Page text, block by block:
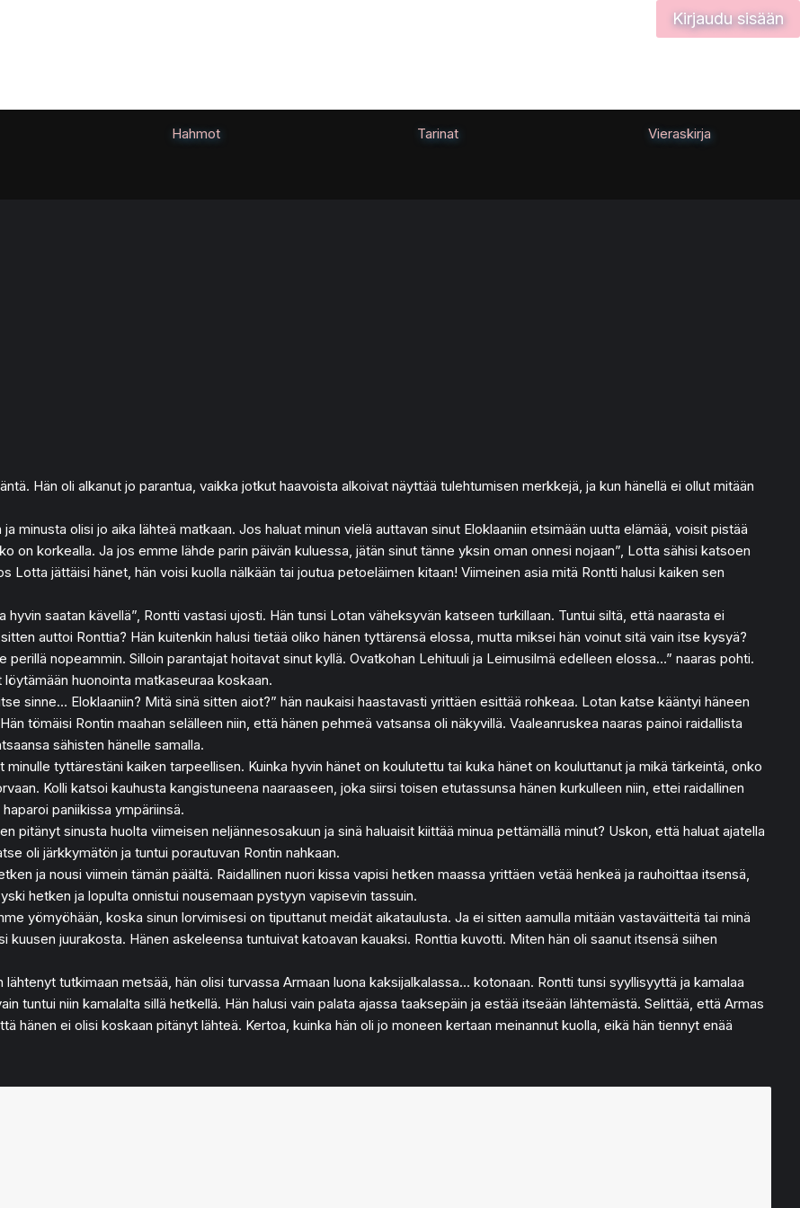
Kirjaudu sisään
Hahmot Tarinat Vieraskirja
Hän oli alkanut jo parantua, vaikka jotkut haavoista alkoivat näyttää tulehtumisen merkkejä, ja kun hänellä ei ollut mitään
minusta olisi jo aika lähteä matkaan. Jos haluat minun vielä auttavan sinut Eloklaaniin etsimään uutta elämää, voisit pistää
on korkealla. Ja jos emme lähde parin päivän kuluessa, jätän sinut tänne yksin oman onnesi nojaan”, Lotta sähisi katsoen
Lotta jättäisi hänet, hän voisi kuolla nälkään tai joutua petoeläimen kitaan! Viimeinen asia mitä Rontti halusi kaiken sen
saatan kävellä”, Rontti vastasi ujosti. Hän tunsi Lotan väheksyvän katseen turkillaan. Tuntui siltä, että naarasta ei
auttoi Ronttia? Hän kuitenkin halusi tietää oliko hänen tyttärensä elossa, mutta miksei hän voinut sitä vain itse kysyä?
nopeammin. Silloin parantajat hoitavat sinut kyllä. Ovatkohan Lehituuli ja Leimusilmä edelleen elossa…” naaras pohti.
huonointa matkaseuraa koskaan.
sinne… Eloklaaniin? Mitä sinä sitten aiot?” hän naukaisi haastavasti yrittäen esittää rohkeaa. Lotan katse kääntyi häneen
tömäisi Rontin maahan selälleen niin, että hänen pehmeä vatsansa oli näkyvillä. Vaaleanruskea naaras painoi raidallista
sähisten hänelle samalla.
minulle tyttärestäni kaiken tarpeellisen. Kuinka hyvin hänet on koulutettu tai kuka hänet on kouluttanut ja mikä tärkeintä, onko
Kolli katsoi kauhusta kangistuneena naaraaseen, joka siirsi toisen etutassunsa hänen kurkulleen niin, ettei raidallinen
paniikissa ympäriinsä.
pitänyt sinusta huolta viimeisen neljännesosakuun ja sinä haluaisit kiittää minua pettämällä minut? Uskon, että haluat ajatella
oli järkkymätön ja tuntui porautuvan Rontin nahkaan.
ja nousi viimein tämän päältä. Raidallinen nuori kissa vapisi hetken maassa yrittäen vetää henkeä ja rauhoittaa itsensä,
hetken ja lopulta onnistui nousemaan pystyyn vapisevin tassuin.
yömyöhään, koska sinun lorvimisesi on tiputtanut meidät aikataulusta. Ja ei sitten aamulla mitään vastaväitteitä tai minä
kuusen juurakosta. Hänen askeleensa tuntuivat katoavan kauaksi. Ronttia kuvotti. Miten hän oli saanut itsensä siihen
tutkimaan metsää, hän olisi turvassa Armaan luona kaksijalkalassa… kotonaan. Rontti tunsi syyllisyyttä ja kamalaa
tuntui niin kamalalta sillä hetkellä. Hän halusi vain palata ajassa taaksepäin ja estää itseään lähtemästä. Selittää, että Armas
hänen ei olisi koskaan pitänyt lähteä. Kertoa, kuinka hän oli jo moneen kertaan meinannut kuolla, eikä hän tiennyt enää